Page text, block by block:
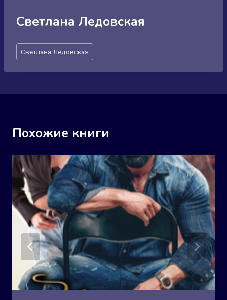
Светлана Ледовская
Метки
записи:
Светлана Ледовская
Похожие книги